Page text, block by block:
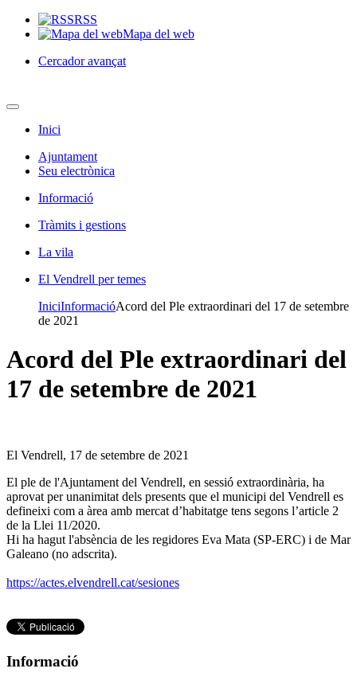
RSS
Mapa del web
Cercador avançat
Inici
Ajuntament
Seu electrònica
Informació
Tràmits i gestions
La vila
El Vendrell per temes
IniciInformacióAcord del Ple extraordinari del 17 de setembre
de 2021
Acord del Ple extraordinari del
17 de setembre de 2021
El Vendrell, 17 de setembre de 2021
El ple de l'Ajuntament del Vendrell, en sessió extraordinària, ha
aprovat per unanimitat dels presents que el municipi del Vendrell es
defineixi com a àrea amb mercat d’habitatge tens segons l’article 2
de la Llei 11/2020.
Hi ha hagut l'absència de les regidores Eva Mata (SP-ERC) i de Mar
Galeano (no adscrita).
https://actes.elvendrell.cat/sesiones
Informació